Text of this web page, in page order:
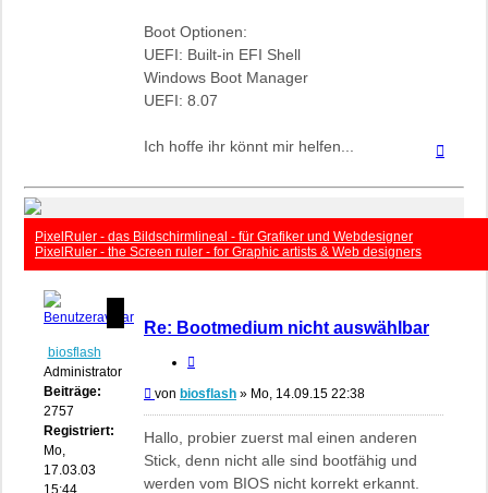
Boot Optionen:
UEFI: Built-in EFI Shell
Windows Boot Manager
UEFI: 8.07
Ich hoffe ihr könnt mir helfen...
PixelRuler - das Bildschirmlineal - für Grafiker und Webdesigner
PixelRuler - the Screen ruler - for Graphic artists & Web designers
biosflash
Administrator
Beiträge:
2757
Registriert:
Mo,
17.03.03
Re: Bootmedium nicht auswählbar
Beitrag
von biosflash » Mo, 14.09.15 22:38
Hallo, probier zuerst mal einen anderen
Stick, denn nicht alle sind bootfähig und
werden vom BIOS nicht korrekt erkannt.